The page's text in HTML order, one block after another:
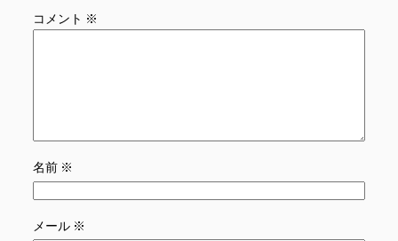
コメント ※
名前 ※
メール ※